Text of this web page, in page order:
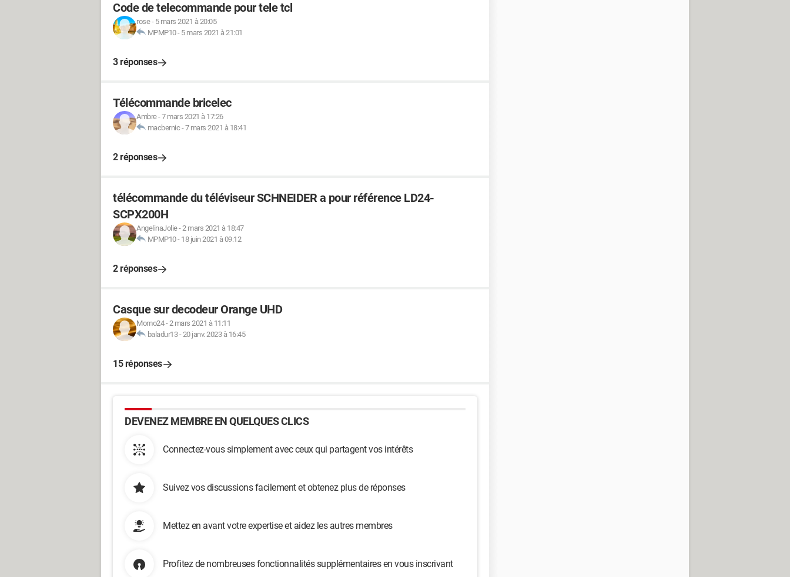
Code de telecommande pour tele tcl
rose- 5 mars 2021 à 20:05
MPMP10- 5 mars 2021 à 21:01
3 réponses
Télécommande bricelec
Ambre-7 mars 2021 à 17:26
macbernic -7 mars 2021 à 18:41
2 réponses
télécommande du téléviseur SCHNEIDER a pour référence LD24-
SCPX200H
AngelinaJolie-2 mars 2021 à 18:47
MPMP10- 18 juin 2021 à 09:12
2 réponses
Casque sur decodeur Orange UHD
Momo24-2 mars 2021 à 11:11
baladur13-20 janv. 2023 à 16:45
15 réponses
DEVENEZ MEMBRE EN QUELQUES CLICS
Connectez-vous simplement avec ceux qui partagent vos intérêts
Suivez vos discussions facilement et obtenez plus de réponses
Mettez en avant votre expertise et aidez les autres membres
Profitez de nombreuses fonctionnalités supplémentaires en vous inscrivant